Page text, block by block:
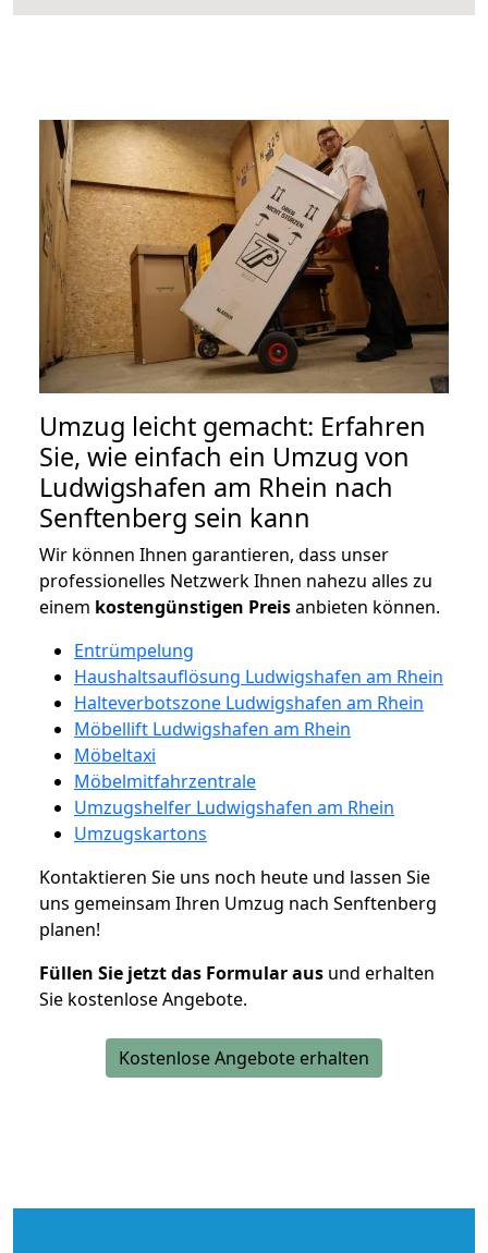
Umzug leicht gemacht: Erfahren
Sie, wie einfach ein Umzug von
Ludwigshafen am Rhein nach
Senftenberg sein kann
Wir können Ihnen garantieren, dass unser
professionelles Netzwerk Ihnen nahezu alles zu
einem kostengünstigen Preisanbieten können.
Entrümpelung
Haushaltsauflösung Ludwigshafen am Rhein
Halteverbotszone Ludwigshafen am Rhein
Möbellift Ludwigshafen am Rhein
Möbeltaxi
Möbelmitfahrzentrale
Umzugshelfer Ludwigshafen am Rhein
Umzugskartons
Kontaktieren Sie uns noch heute und lassen Sie
uns gemeinsam Ihren Umzug nach Senftenberg
planen!
Füllen Sie jetzt das Formular aus und erhalten
Sie kostenlose Angebote.
Kostenlose Angebote erhalten